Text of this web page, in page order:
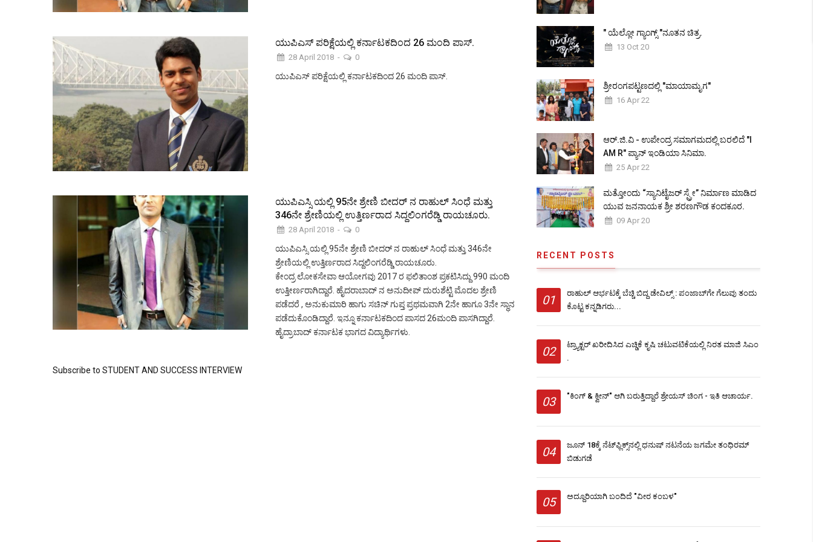
ಯುಪಿಎಸ್ ಪರಿಕ್ಷೆಯಲ್ಲಿ ಕರ್ನಾಟಕದಿಂದ 26 ಮಂದಿ ಪಾಸ್.
28 April 2018 - 0
ಯುಪಿಎಸ್ ಪರಿಕ್ಷೆಯಲ್ಲಿ ಕರ್ನಾಟಕದಿಂದ 26 ಮಂದಿ ಪಾಸ್.
ಯುಪಿಎಸ್ಸಿ ಯಲ್ಲಿ 95ನೇ ಶ್ರೇಣಿ ಬೀದರ್ ನ ರಾಹುಲ್ ಸಿಂಧೆ ಮತ್ತು
346ನೇ ಶ್ರೇಣಿಯಲ್ಲಿ ಉತ್ತಿರ್ಣರಾದ ಸಿದ್ದಲಿಂಗರೆಡ್ಡಿ ರಾಯಚೂರು.
28 April 2018 - 0
ಯುಪಿಎಸ್ಸಿ ಯಲ್ಲಿ 95ನೇ ಶ್ರೇಣಿ ಬೀದರ್ ನ ರಾಹುಲ್ ಸಿಂಧೆ ಮತ್ತು 346ನೇ
ಶ್ರೇಣಿಯಲ್ಲಿ ಉತ್ತಿರ್ಣರಾದ ಸಿದ್ದಲಿಂಗರೆಡ್ಡಿ ರಾಯಚೂರು.
ಕೇಂದ್ರ ಲೋಕಸೇವಾ ಆಯೋಗವು 2017 ರ ಫಲಿತಾಂಶ ಪ್ರಕಟಿಸಿದ್ದು 990 ಮಂದಿ
ಉತ್ತೀರ್ಣರಾಗಿದ್ದಾರೆ. ಹೈದರಾಬಾದ್ ನ ಅನುದೀಪ್ ದುರುಶೆಟ್ಟಿ ಮೊದಲ ಶ್ರೇಣಿ
ಪಡೆದರೆ , ಅನುಕುಮಾರಿ ಹಾಗು ಸಚಿನ್ ಗುಪ್ತ ಪ್ರಥಮವಾಗಿ 2ನೇ ಹಾಗೂ 3ನೇ ಸ್ಥಾನ
ಪಡೆದುಕೊಂಡಿದ್ದಾರೆ. ಇನ್ನೂ ಕರ್ನಾಟಕದಿಂದ ಪಾಸದ 26ಮಂದಿ ಪಾಸಗಿದ್ದಾರೆ.
ಹೈದ್ರಾಬಾದ್ ಕರ್ನಾಟಕ ಭಾಗದ ವಿದ್ಯಾರ್ಥಿಗಳು.
Subscribe to STUDENT AND SUCCESS INTERVIEW
" ಯೆಲ್ಲೋ ಗ್ಯಾಂಗ್ಸ್ "ನೂತನ ಚಿತ್ರ.
13 Oct 20
ಶ್ರೀರಂಗಪಟ್ಟಣದಲ್ಲಿ "ಮಾಯಾಮೃಗ"
16 Apr 22
ಆರ್.ಜಿ.ವಿ - ಉಪೇಂದ್ರ ಸಮಾಗಮದಲ್ಲಿ ಬರಲಿದೆ "I
AM R" ಪ್ಯಾನ್ ಇಂಡಿಯಾ ಸಿನಿಮಾ.
25 Apr 22
ಮತ್ತೋಂದು “ಸ್ಯಾನಿಟೈಜರ್ ಸ್ಪ್ರೇ” ನಿರ್ಮಾಣ ಮಾಡಿದ
ಯುವ ಜನನಾಯಕ ಶ್ರೀ ಶರಣಗೌಡ ಕಂದಕೂರ.
09 Apr 20
RECENT POSTS
01
ರಾಹುಲ್ ಆರ್ಭಟಕ್ಕೆ ಬೆಚ್ಚಿ ಬಿದ್ದ ಡೇವಿಲ್ಸ್‌ : ಪಂಜಾಬ್‌ಗೇ ಗೆಲುವು ತಂದು
ಕೊಟ್ಟ ಕನ್ನಡಿಗರು...
02
ಟ್ರ್ಯಾಕ್ಟರ್ ಖರೀದಿಸಿದ ಎಚ್ಡಿಕೆ ಕೃಷಿ ಚಟುವಟಿಕೆಯಲ್ಲಿ ನಿರತ ಮಾಜಿ ಸಿಎಂ
.
03 "ಕಿಂಗ್ & ಕ್ವೀನ್" ಆಗಿ ಬರುತ್ತಿದ್ದಾರೆ ಶ್ರೇಯಸ್ ಚಿಂಗ - ಇತಿ ಆಚಾರ್ಯ.
04
ಜೂನ್ 18ಕ್ಕೆ ನೆಟ್​​ಫ್ಲಿಕ್ಸ್​ನಲ್ಲಿ ಧನುಷ್​ ನಟನೆಯ ಜಗಮೇ ತಂಧಿರಮ್
ಬಿಡುಗಡೆ
05 ಅದ್ದೂರಿಯಾಗಿ ಬಂದಿದೆ "ವೀರ ಕಂಬಳ"